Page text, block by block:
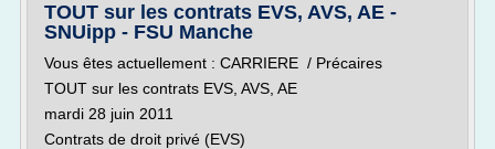
TOUT sur les contrats EVS, AVS, AE -
SNUipp - FSU Manche
Vous êtes actuellement : CARRIERE / Précaires
TOUT sur les contrats EVS, AVS, AE
mardi 28 juin 2011
Contrats de droit privé (EVS)